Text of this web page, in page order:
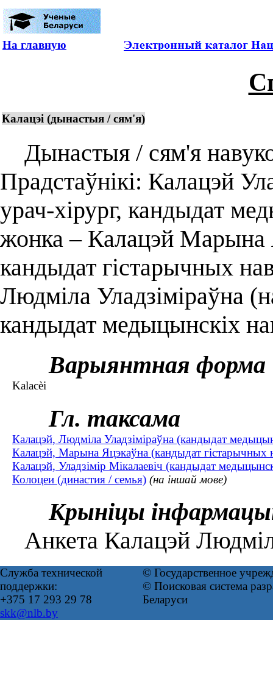
На главную
Калацэі (дынастыя / сям'я)
Дынастыя / сям'я
Прадстаўнікі: Калацэй
урач-хірург, кандыдат
жонка – Калацэй Марына
кандыдат гістарычных
Людміла Уладзіміраўна
кандыдат медыцынскіх
Варыянтная форма
Kalacèі
Гл. таксама
Калацэй, Людміла Уладзіміраўна (кандыдат
Калацэй, Марына Яцэкаўна (кандыдат гістарычных
Калацэй, Уладзімір Мікалаевіч (кандыдат
Колоцеи (династия / семья) (на іншай мове)
Крыніцы
Анкета Калацэй
Служба технической
поддержки:
+375 17 293 29 78
skk@nlb.by
© Государственное
© Поисковая система
Беларуси